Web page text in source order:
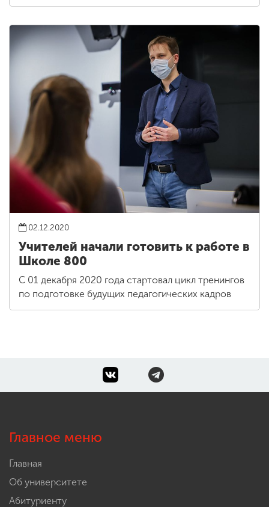
02.12.2020
Учителей начали готовить к работе в
Школе 800
С 01 декабря 2020 года стартовал цикл тренингов
по подготовке будущих педагогических кадров
Главное меню
Главная
Об университете
Абитуриенту